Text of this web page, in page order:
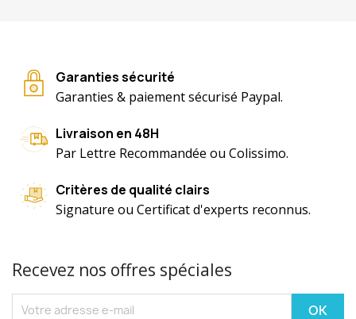
Garanties sécurité
Garanties & paiement sécurisé Paypal.
Livraison en 48H
Par Lettre Recommandée ou Colissimo.
Critères de qualité clairs
Signature ou Certificat d'experts reconnus.
Recevez nos offres spéciales